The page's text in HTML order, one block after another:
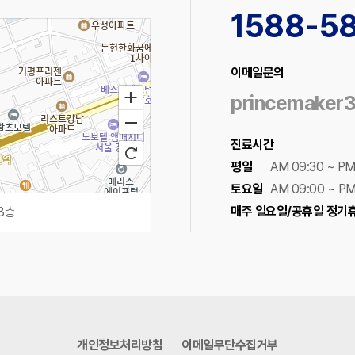
층
1588-
이메일문의
진료시간
평일
AM 09:30 ~
토요일 AM 09:00 ~
매주 일요일/공휴일 정기
개인정보처리방침 이메일무단수집거부